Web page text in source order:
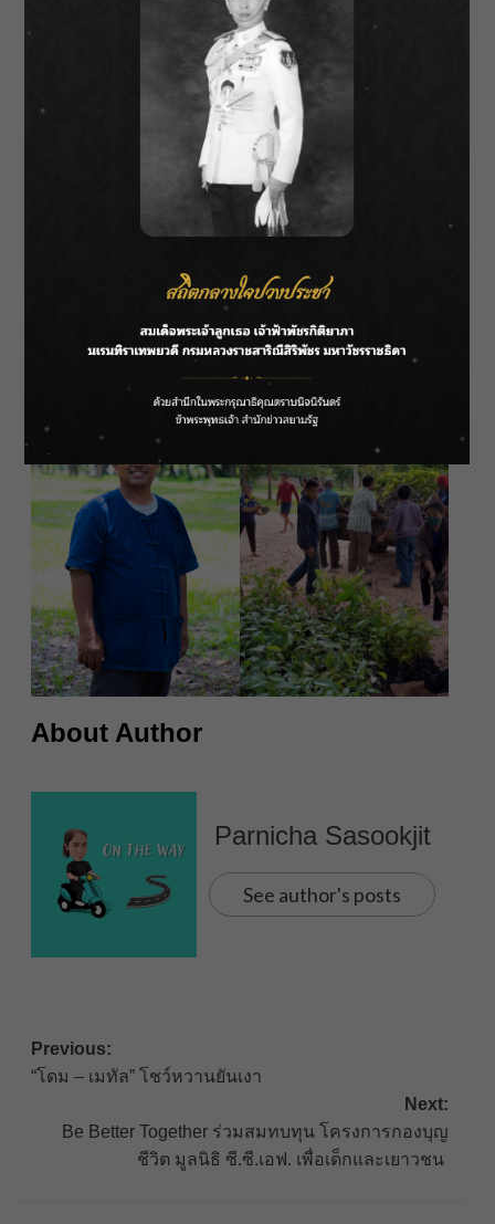
About Author
Parnicha Sasookjit
See author's posts
Post
navigation
Previous:
“โดม – เมทัล” โชว์หวานยันเงา
Next:
Be Better Together ร่วมสมทบทุน โครงการกองบุญ
ชีวิต มูลนิธิ ซี.ซี.เอฟ. เพื่อเด็กและเยาวชน